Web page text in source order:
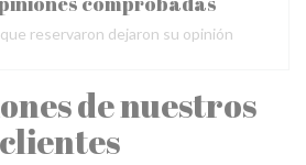
de nuestros
clientes
reservaron dejaron su opinión